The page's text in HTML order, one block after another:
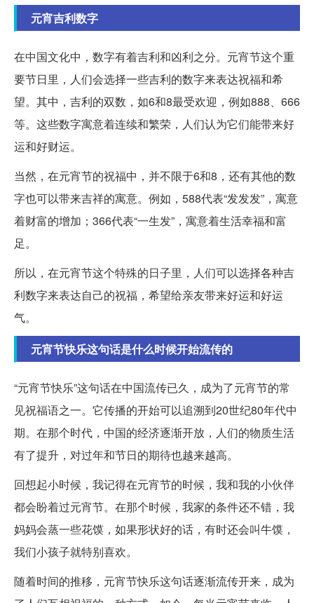
元宵吉利数字
在中国文化中，数字有着吉利和凶利之分。元宵节这个重
要节日里，人们会选择一些吉利的数字来表达祝福和希
望。其中，吉利的双数，如6和8最受欢迎，例如888、666
等。这些数字寓意着连续和繁荣，人们认为它们能带来好
运和好财运。
当然，在元宵节的祝福中，并不限于6和8，还有其他的数
字也可以带来吉祥的寓意。例如，588代表“发发发”，寓意
着财富的增加；366代表“一生发”，寓意着生活幸福和富
足。
所以，在元宵节这个特殊的日子里，人们可以选择各种吉
利数字来表达自己的祝福，希望给亲友带来好运和好运
气。
元宵节快乐这句话是什么时候开始流传的
“元宵节快乐”这句话在中国流传已久，成为了元宵节的常
见祝福语之一。它传播的开始可以追溯到20世纪80年代中
期。在那个时代，中国的经济逐渐开放，人们的物质生活
有了提升，对过年和节日的期待也越来越高。
回想起小时候，我记得在元宵节的时候，我和我的小伙伴
都会盼着过元宵节。在那个时候，我家的条件还不错，我
妈妈会蒸一些花馍，如果形状好的话，有时还会叫牛馍，
我们小孩子就特别喜欢。
随着时间的推移，元宵节快乐这句话逐渐流传开来，成为